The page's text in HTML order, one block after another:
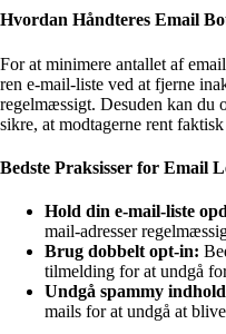
Hvordan Håndteres Email
For at minimere antallet af
ren e-mail-liste ved at fjerne
regelmæssigt. Desuden kan du
sikre, at modtagerne rent
Bedste Praksisser for Email
Hold din e-mail-liste
mail-adresser
Brug dobbelt opt-in:
tilmelding for at undgå
Undgå spammy
mails for at undgå at